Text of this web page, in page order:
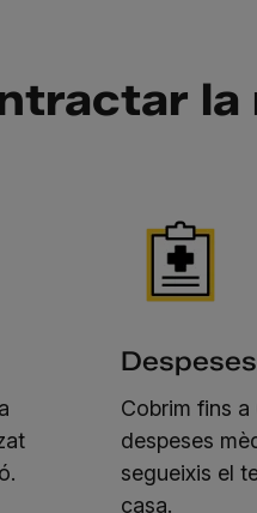
Cobrim fins
despeses
segueixis el
casa.